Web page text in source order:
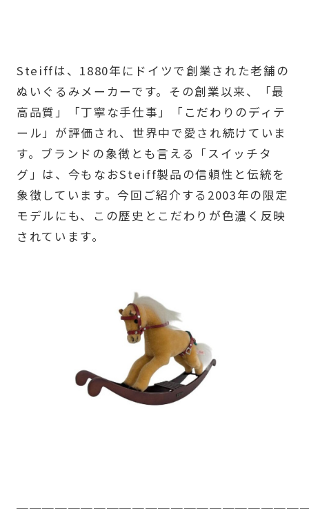
Steiffは、1880年にドイツで創業された老舗の
ぬいぐるみメーカーです。その創業以来、「最
高品質」「丁寧な手仕事」「こだわりのディテ
ール」が評価され、世界中で愛され続けていま
す。ブランドの象徴とも言える「スイッチタ
グ」は、今もなおSteiff製品の信頼性と伝統を
象徴しています。今回ご紹介する2003年の限定
モデルにも、この歴史とこだわりが色濃く反映
されています。